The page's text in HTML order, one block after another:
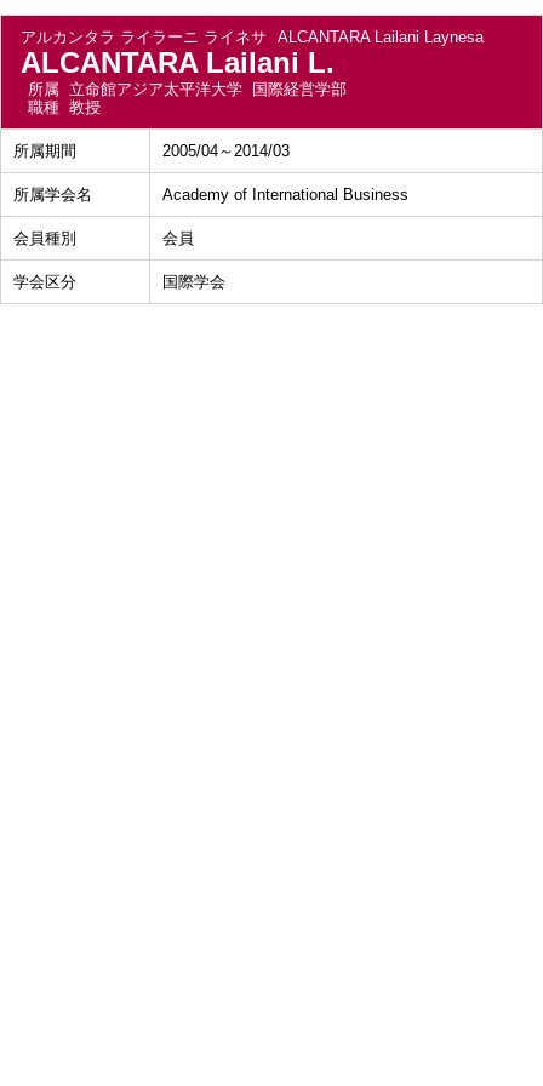
アルカンタラ ライラーニ ライネサ ALCANTARA Lailani Laynesa
ALCANTARA Lailani L.
所属 立命館アジア太平洋大学 国際経営学部
職種 教授
所属期間 2005/04～2014/03
所属学会名 Academy of International Business
会員種別 会員
学会区分 国際学会